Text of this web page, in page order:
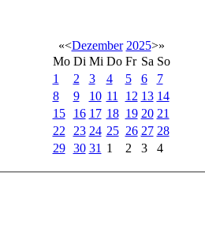
«<Dezember 2025>»
Mo Di Mi Do Fr Sa So
1
2 3 4 5 6
7
8
9 10 11 12 13 14
15
16 17 18 19 20 21
22
23 24 25 26 27 28
29
30 31 1 2 3
4